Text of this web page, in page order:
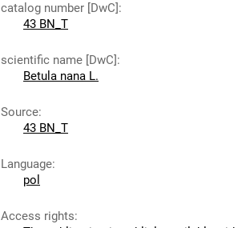
catalog number [DwC]:
43 BN_T
scientific name [DwC]:
Betula nana L.
Source:
43 BN_T
Language:
pol
Access rights: